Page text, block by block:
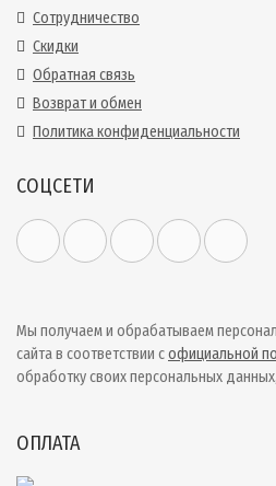
Сотрудничество
Скидки
Обратная связь
Возврат и обмен
Политика конфиденциальности
СОЦСЕТИ
Мы получаем и обрабатываем
сайта в соответствии софициальной
обработку своих персональных
ОПЛАТА